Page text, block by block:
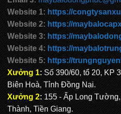
Website 1: https://
Website 2: https://
Website 3: https://
Website 4: https://
Website 5: https://
Xưởng 1: Số 390/60, tổ 20, KP
Biên Hoà, Tỉnh Đồng Nai.
Xưởng 2: 155 - Ấp Long
Thành, Tiền Giang.